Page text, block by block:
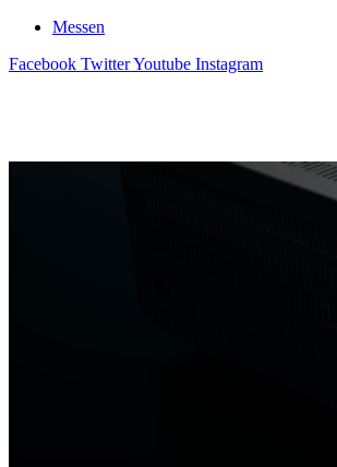
Messen
Facebook TwitterYoutube Instagram